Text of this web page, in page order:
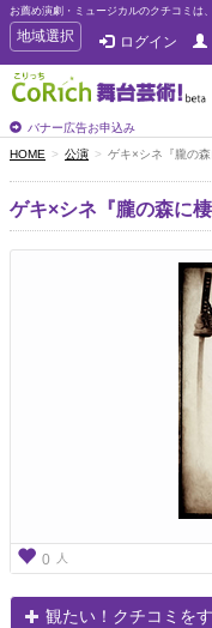
お薦め演劇・ミュージカルのクチコミは
T
o
g
g
e
n
a
v
i
地域選択 ログイン
バナー広告お申込み
HOME 公演 ゲキ×シネ『朧の
ゲキ×シネ『朧の森に
0 人
観たい！クチコミを